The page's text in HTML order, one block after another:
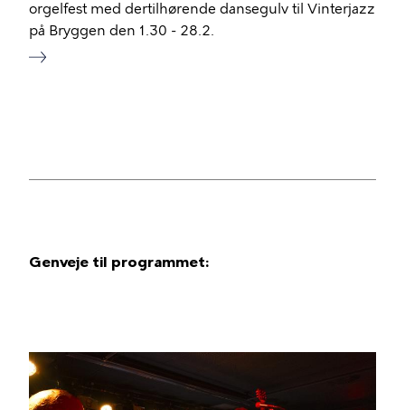
orgelfest med dertilhørende dansegulv til Vinterjazz
på Bryggen den 1.30 - 28.2.
Genveje til programmet: